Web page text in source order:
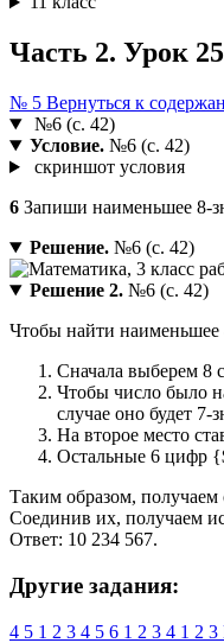
Часть 2. Урок
№ 5 Вернуться к
№6 (с. 42)
Условие.№6 (с. 42)
скриншот условия
6 Запиши наименьшее 8-
Решение.№6 (с. 42)
Решение 2.№6 (с. 42)
Чтобы найти наименьшее
Сначала выберем 8
Чтобы число было
случае оно будет
На второе место
Остальные 6 цифр
Таким образом,
Соединив их, получаем
Ответ: 10 234 567.
Другие задания:
4 5 1 2 3 4 5 6 1 2 3 4 1 2 3